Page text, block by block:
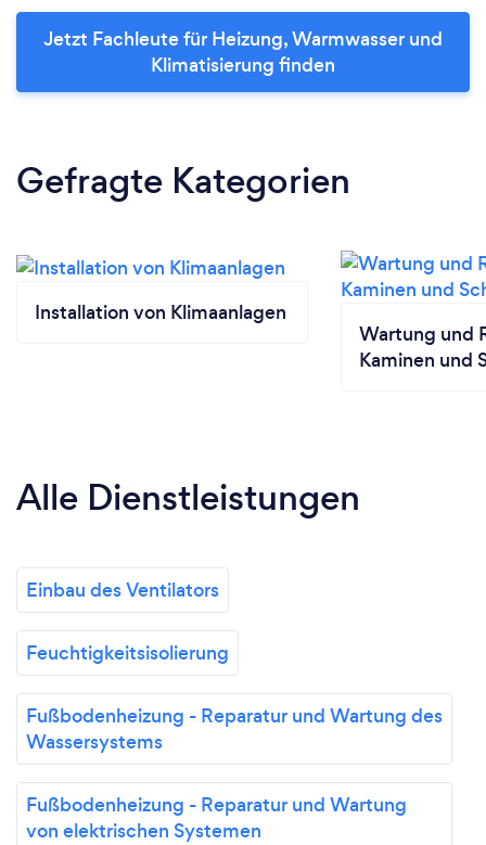
Jetzt Fachleute für Heizung, Warmwasser und
Klimatisierung finden
Gefragte Kategorien
Installation von Klimaanlagen
Wartung und
Kaminen und
Alle Dienstleistungen
Einbau des Ventilators
Feuchtigkeitsisolierung
Fußbodenheizung - Reparatur und Wartung des
Wassersystems
Fußbodenheizung - Reparatur und Wartung
von elektrischen Systemen